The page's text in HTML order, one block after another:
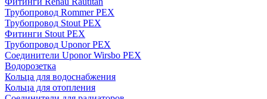
Трубопровод Rommer PEX
Трубопровод Stout PEX
Фитинги Stout PEX
Трубопровод Uponor PEX
Соединители Uponor Wirsbo PEX
Водорозетка
Кольца для водоснабжения
Кольца для отопления